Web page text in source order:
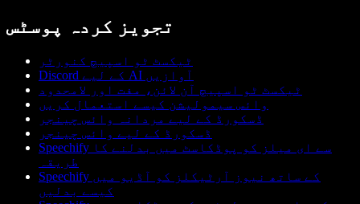
تجویز کردہ پوسٹس
ٹیکسٹ ٹو اسپیچ کنورٹر
Discord کے لیے AI آوازیں
ٹیکسٹ ٹو اسپیچ آن لائن، مفت اور لامحدود
وائس سیمولیشن کیسے استعمال کریں
ڈسکورڈ کے لیے مردانہ وائس چینجر
ڈسکورڈ کے لیے وائس چینجر
Speechify سے ای میلز کو پوڈکاسٹ میں بدلنے کا
طریقہ
Speechify کے ساتھ نیوز آرٹیکلز کو آڈیو میں
کیسے بدلیں